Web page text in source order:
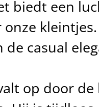
biedt een
casual
op door